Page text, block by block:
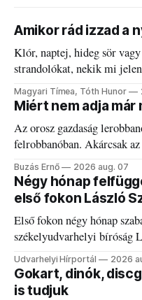
Amikor rád izzad a
Klór, naptej, hideg sör
strandolókat, nekik mi
kánikulát.
Magyari Tímea, Tóth Hunor
Miért nem adja már
Az orosz gazdaság
felrobbanóban. Akárcsak
elégedetlen vezetőivel.
Buzás Ernő 2026 aug. 07
Négy hónap
első fokon László
Első fokon négy hónap
székelyudvarhelyi bíróság
Udvarhelyi Hírportál 2026
Gokart, dinók,
is tudjuk